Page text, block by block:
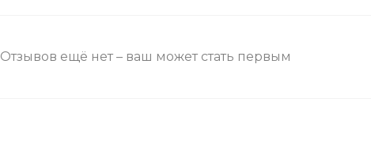
Отзывов ещё нет – ваш может стать первым